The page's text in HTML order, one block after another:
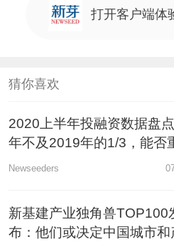
打开客户端体
猜你喜欢
2020上半年投融资数据盘
年不及2019年的1/3，能否
非典后的爆发走势？
Newseeders
新基建产业独角兽TOP100
布：他们或决定中国城市和